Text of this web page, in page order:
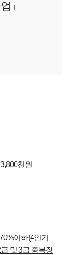
」
천원
이하(4인기
급 및 3급 중복장